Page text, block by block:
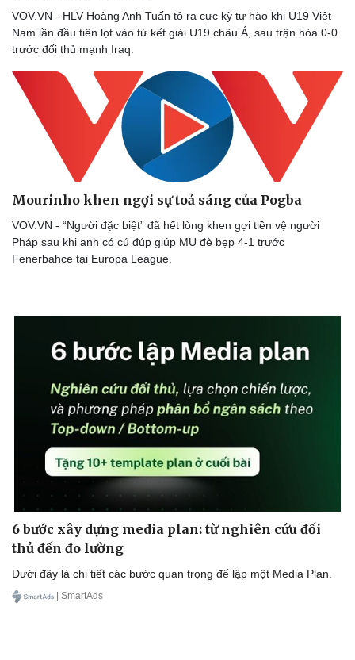
Sức khỏe
Dinh dưỡng - món ngon
Cây thuốc
Sản phụ khoa
Nhi khoa
Nam khoa
Làm đẹp - giảm cân
Phòng mạch online
Nhà đẹp
Tình yêu - Gia đình
VOV.VN - HLV Hoàng Anh Tuấn tỏ ra cực kỳ tự hào khi U19 Việt
Nam lần đầu tiên lọt vào tứ kết giải U19 châu Á, sau trận hòa 0-0
trước đối thủ mạnh Iraq.
Mourinho khen ngợi sự toả sáng của Pogba
VOV.VN - “Người đặc biệt” đã hết lòng khen gợi tiền vệ người
Pháp sau khi anh có cú đúp giúp MU đè bẹp 4-1 trước
Fenerbahce tại Europa League.
6 bước xây dựng media plan: từ nghiên cứu đối
thủ đến đo lường
Dưới đây là chi tiết các bước quan trọng để lập một Media Plan.
| SmartAds